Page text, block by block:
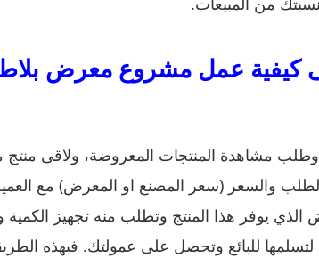
كيفية عمل مشروع معرض
والسعر (سعر المصنع او المعرض) مع
الذي يوفر هذا المنتج وتطلب منه تجهيز
لتسلمها للبائع وتحصل على عمولتك. فبهذه